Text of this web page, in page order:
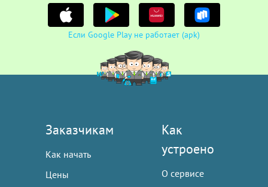
Если Google Play не работает (apk)
Заказчикам
Как начать
Цены
Как
устроено
О сервисе